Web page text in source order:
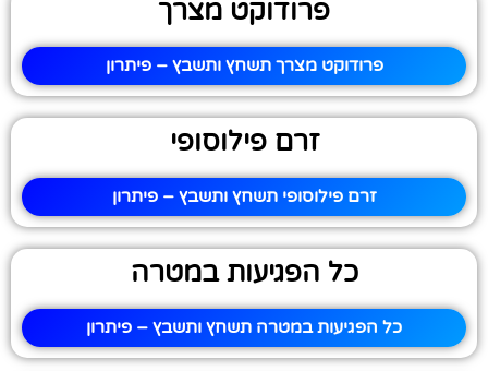
פרודוקט מצרך
פרודוקט מצרך תשחץ ותשבץ – פיתרון
זרם פילוסופי
זרם פילוסופי תשחץ ותשבץ – פיתרון
כל הפגיעות במטרה
כל הפגיעות במטרה תשחץ ותשבץ – פיתרון